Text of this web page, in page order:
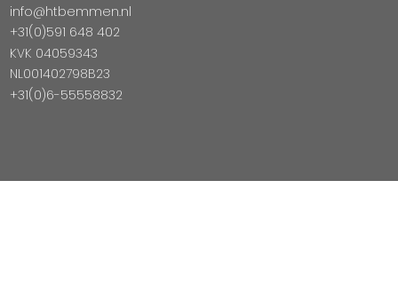
info@htbemmen.nl
+31(0)591 648 402
KVK 04059343
NL001402798B23
+31(0)6-55558832